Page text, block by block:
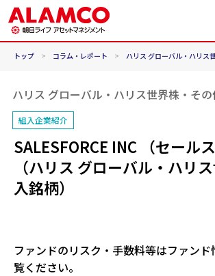
トップ > コラム・レポート > ハリス グローバル・ハリス
ハリス グローバル・ハリス世界株・そ
組入企業紹介
SALESFORCE INC （セール
（ハリス グローバル・ハリ
入銘柄）
ファンドのリスク・手数料等はファン
覧ください。